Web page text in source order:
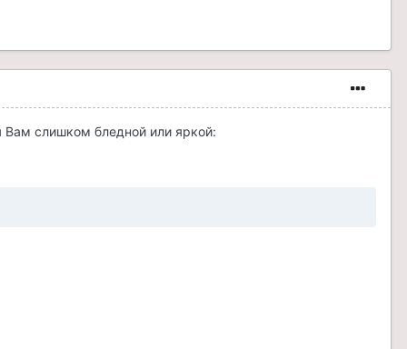
Вам слишком бледной или яркой: